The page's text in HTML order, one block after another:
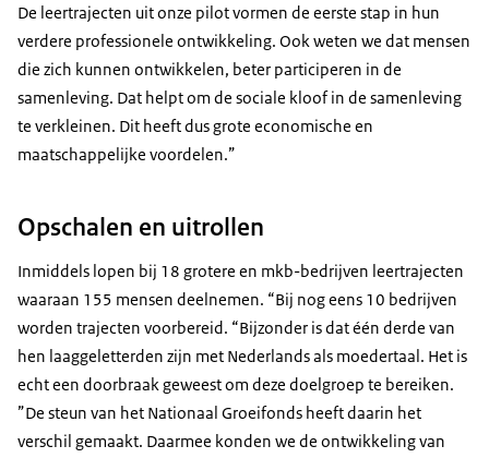
De leertrajecten uit onze pilot vormen de eerste stap in hun
verdere professionele ontwikkeling. Ook weten we dat mensen
die zich kunnen ontwikkelen, beter participeren in de
samenleving. Dat helpt om de sociale kloof in de samenleving
te verkleinen. Dit heeft dus grote economische en
maatschappelijke voordelen.”
Opschalen en uitrollen
Inmiddels lopen bij 18 grotere en mkb-bedrijven leertrajecten
waaraan 155 mensen deelnemen. “Bij nog eens 10 bedrijven
worden trajecten voorbereid. “Bijzonder is dat één derde van
hen laaggeletterden zijn met Nederlands als moedertaal. Het is
echt een doorbraak geweest om deze doelgroep te bereiken.
”De steun van het Nationaal Groeifonds heeft daarin het
verschil gemaakt. Daarmee konden we de ontwikkeling van